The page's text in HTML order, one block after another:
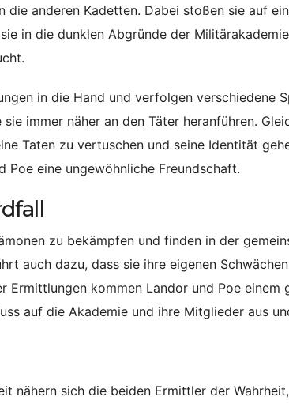
die anderen Kadetten. Dabei stoßen sie auf
in die dunklen Abgründe der
in die Hand und verfolgen verschiedene
immer näher an den Täter heranführen.
Taten zu vertuschen und seine Identität
eine ungewöhnliche Freundschaft.
zu bekämpfen und finden in der
auch dazu, dass sie ihre eigenen
Ermittlungen kommen Landor und Poe einem
auf die Akademie und ihre Mitglieder aus
nähern sich die beiden Ermittler der